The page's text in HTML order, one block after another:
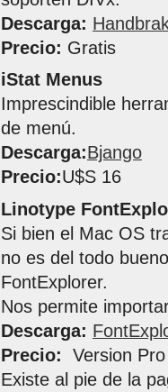
Descarga:
Precio: Gratis
iStat Menus
Imprescindible
de menú.
Descarga:Bjango
Precio:U$S 16
Linotype
Si bien el Mac OS
no es del todo
FontExplorer.
Nos permite
Descarga:
Precio: Version
Existe al pie de la